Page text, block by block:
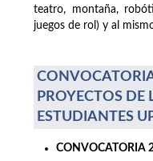
teatro, montaña,
juegos de rol) y al
PROYECTOS DE
ESTUDIANTES
CONVOCATORIA